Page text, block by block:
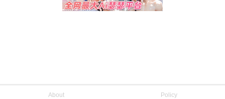
About Policy